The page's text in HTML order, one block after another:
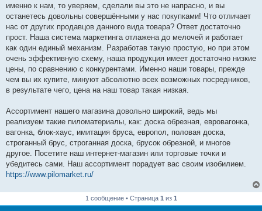
щ
е
и
е
именно к нам, то уверяем, сделали вы это не напрасно, и вы
останетесь довольны совершёнными у нас покупками! Что отличает
нас от других продавцов данного вида товара? Ответ достаточно
прост. Наша система маркетинга отлажена до мелочей и работает
как один единый механизм. Разработав такую простую, но при этом
очень эффективную схему, наша продукция имеет достаточно низкие
цены, по сравнению с конкурентами. Именно наши товары, прежде
чем вы их купите, минуют абсолютно всех возможных посредников,
в результате чего, цена на наш товар такая низкая.
Ассортимент нашего магазина довольно широкий, ведь мы
реализуем такие пиломатериалы, как: доска обрезная, евровагонка,
вагонка, блок-хаус, имитация бруса, европол, половая доска,
строганный брус, строганная доска, брусок обрезной, и многое
другое. Посетите наш интернет-магазин или торговые точки и
убедитесь сами. Наш ассортимент порадует вас своим изобилием.
https://www.pilomarket.ru/
1 сообщение • Страница 1 из 1